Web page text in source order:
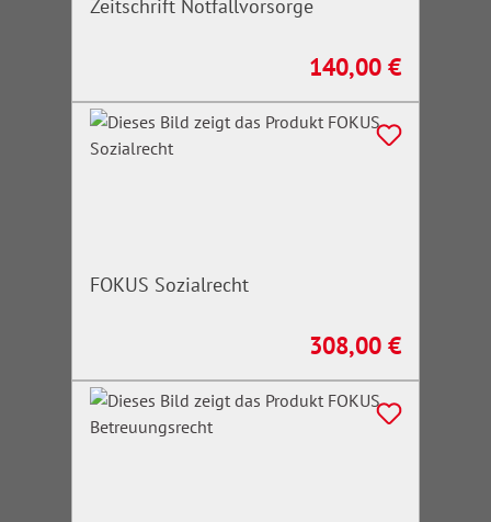
Zeitschrift Notfallvorsorge
Regulärer Preis:
140,00 €
FOKUS Sozialrecht
Regulärer Preis:
308,00 €